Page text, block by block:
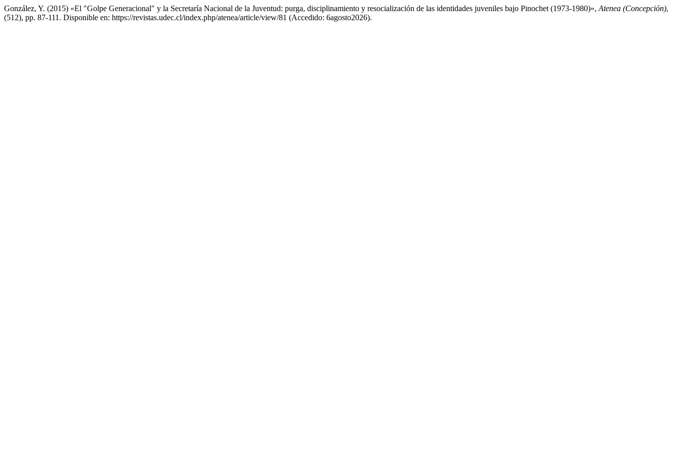
González, Y. (2015) «El "Golpe Generacional" y la Secretaría Nacional de la Juventud: purga, disciplinamiento y resocialización de las identidades juveniles bajo Pinochet (1973-1980)», Atenea (Concepción),
(512), pp. 87-111. Disponible en: https://revistas.udec.cl/index.php/atenea/article/view/81 (Accedido: 6agosto2026).